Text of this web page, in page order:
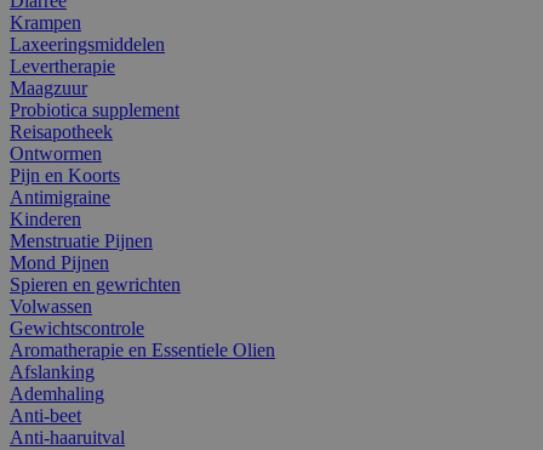
Krampen
Laxeeringsmiddelen
Levertherapie
Maagzuur
Probiotica supplement
Reisapotheek
Ontwormen
Pijn en Koorts
Antimigraine
Kinderen
Menstruatie Pijnen
Mond Pijnen
Spieren en gewrichten
Volwassen
Gewichtscontrole
Aromatherapie en Essentiele Olien
Afslanking
Ademhaling
Anti-beet
Anti-haaruitval